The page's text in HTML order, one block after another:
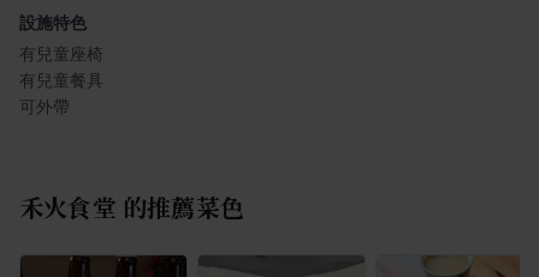
設施特色
有兒童座椅
有兒童餐具
可外帶
禾火食堂 的推薦菜色